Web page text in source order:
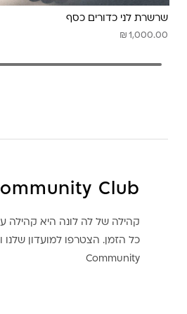
שרשרת לני כדורים כסף
₪ 1,000.00
Club
קהילה של לה לונה היא
כל הזמן. הצטרפו למועדון שלנו
Community